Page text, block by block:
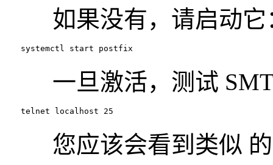
如果没有，请启动它
systemctl start postfix
一旦激活，测试
telnet localhost 25
您应该会看到类似 的